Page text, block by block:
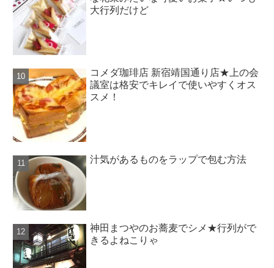
大行列だけど
コメダ珈琲店 新宿靖国通り店★上の会
議室は格安でキレイで使いやすくオス
スメ！
汁気があるものをラップで包む方法
神田まつやのお蕎麦でシメ★行列がで
きるよねこりゃ